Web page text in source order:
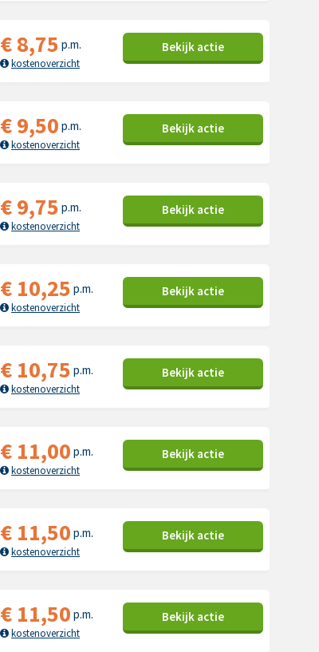
€8,75 p.m.
kostenoverzicht
Bekijk actie
€9,50 p.m.
kostenoverzicht
Bekijk actie
€9,75 p.m.
kostenoverzicht
Bekijk actie
€ 10,25 p.m.
kostenoverzicht
Bekijk actie
€ 10,75 p.m.
kostenoverzicht
Bekijk actie
€ 11,00 p.m.
kostenoverzicht
Bekijk actie
€ 11,50 p.m.
kostenoverzicht
Bekijk actie
€ 11,50 p.m.
kostenoverzicht
Bekijk actie